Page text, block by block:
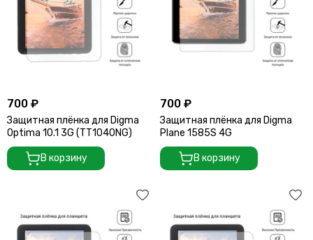
700 ₽
Защитная плёнка для Digma
Optima 10.1 3G (TT1040NG)
В корзину
700 ₽
Защитная плёнка для Digma
Plane 1585S 4G
В корзину